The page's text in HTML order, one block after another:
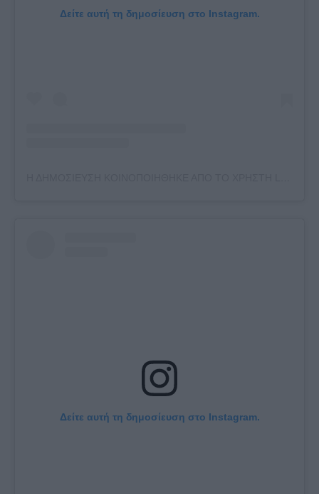
Δείτε αυτή τη δημοσίευση στο Instagram.
Δείτε αυτή τη δημοσίευση στο Instagram.